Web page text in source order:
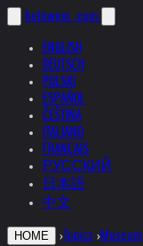
helnwein .com
ENGLISH
DEUTSCH
POLSKI
ESPAÑOL
ČEŠTINA
ITALIANO
FRANÇAIS
РУССКИЙ
日本語
中文
HOME › Topics ›Museum